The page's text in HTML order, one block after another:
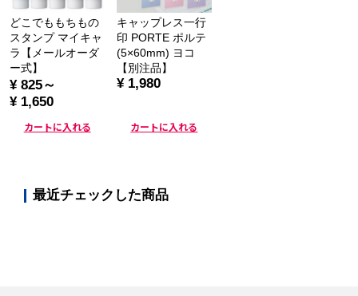
どこでももちもの
スタンプ マイキャ
ラ【メールオーダ
ー式】
¥ 825～
¥ 1,650
カートに入れる
キャップレス一行
印 PORTE ポルテ
(5×60mm) ヨコ
【別注品】
¥ 1,980
カートに入れる
最近チェックした商品